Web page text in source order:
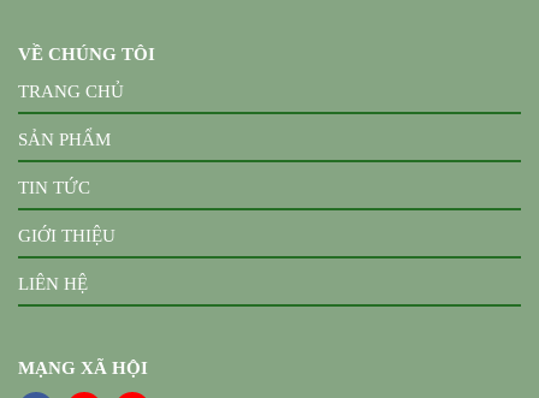
VỀ CHÚNG TÔI
TRANG CHỦ
SẢN PHẨM
TIN TỨC
GIỚI THIỆU
LIÊN HỆ
MẠNG XÃ HỘI